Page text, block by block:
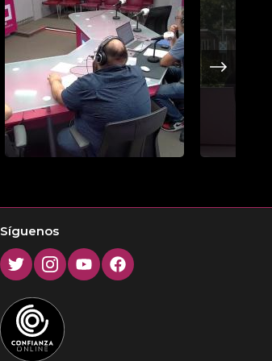
Next
Síguenos
TwitterInstagram
YoutubeFacebook